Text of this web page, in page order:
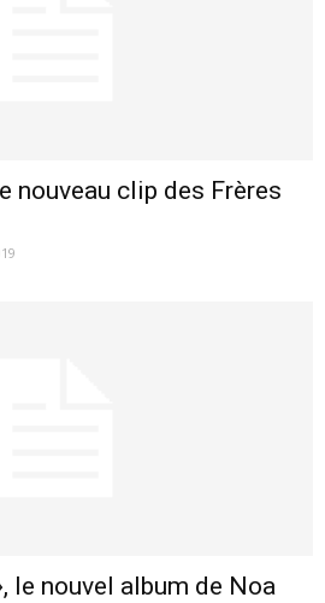
nouveau clip des Frères
le nouvel album de Noa